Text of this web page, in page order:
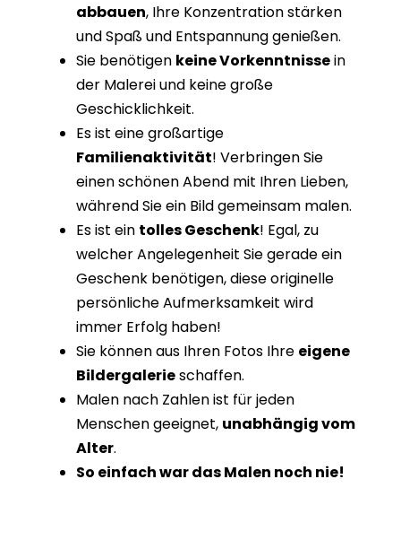
abbauen, Ihre Konzentration stärken
und Spaß und Entspannung genießen.
Sie benötigen keine Vorkenntnissein
der Malerei und keine große
Geschicklichkeit.
Es ist eine großartige
Familienaktivität! Verbringen Sie
einen schönen Abend mit Ihren Lieben,
während Sie ein Bild gemeinsam malen.
Es ist ein tolles Geschenk! Egal, zu
welcher Angelegenheit Sie gerade ein
Geschenk benötigen, diese originelle
persönliche Aufmerksamkeit wird
immer Erfolg haben!
Sie können aus Ihren Fotos Ihre eigene
Bildergalerieschaffen.
Malen nach Zahlen ist für jeden
Menschen geeignet, unabhängig vom
Alter.
So einfach war das Malen noch nie!